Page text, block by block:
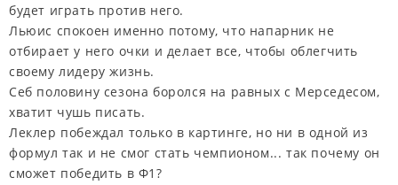
будет играть против него.
Льюис спокоен именно потому, что напарник не
отбирает у него очки и делает все, чтобы облегчить
своему лидеру жизнь.
Себ половину сезона боролся на равных с Мерседесом,
хватит чушь писать.
Леклер побеждал только в картинге, но ни в одной из
формул так и не смог стать чемпионом... так почему он
сможет победить в Ф1?